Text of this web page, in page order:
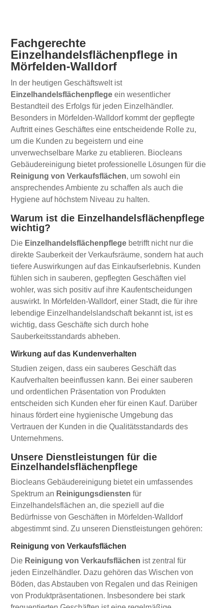
Fachgerechte
Einzelhandelsflächenpflege in
Mörfelden-Walldorf
In der heutigen Geschäftswelt ist
Einzelhandelsflächenpflege ein wesentlicher
Bestandteil des Erfolgs für jeden Einzelhändler.
Besonders in Mörfelden-Walldorf kommt der gepflegte
Auftritt eines Geschäftes eine entscheidende Rolle zu,
um die Kunden zu begeistern und eine
unverwechselbare Marke zu etablieren. Biocleans
Gebäudereinigung bietet professionelle Lösungen für die
Reinigung von Verkaufsflächen, um sowohl ein
ansprechendes Ambiente zu schaffen als auch die
Hygiene auf höchstem Niveau zu halten.
Warum ist die Einzelhandelsflächenpflege
wichtig?
Die Einzelhandelsflächenpflege betrifft nicht nur die
direkte Sauberkeit der Verkaufsräume, sondern hat auch
tiefere Auswirkungen auf das Einkaufserlebnis. Kunden
fühlen sich in sauberen, gepflegten Geschäften viel
wohler, was sich positiv auf ihre Kaufentscheidungen
auswirkt. In Mörfelden-Walldorf, einer Stadt, die für ihre
lebendige Einzelhandelslandschaft bekannt ist, ist es
wichtig, dass Geschäfte sich durch hohe
Sauberkeitsstandards abheben.
Wirkung auf das Kundenverhalten
Studien zeigen, dass ein sauberes Geschäft das
Kaufverhalten beeinflussen kann. Bei einer sauberen
und ordentlichen Präsentation von Produkten
entscheiden sich Kunden eher für einen Kauf. Darüber
hinaus fördert eine hygienische Umgebung das
Vertrauen der Kunden in die Qualitätsstandards des
Unternehmens.
Unsere Dienstleistungen für die
Einzelhandelsflächenpflege
Biocleans Gebäudereinigung bietet ein umfassendes
Spektrum an Reinigungsdiensten für
Einzelhandelsflächen an, die speziell auf die
Bedürfnisse von Geschäften in Mörfelden-Walldorf
abgestimmt sind. Zu unseren Dienstleistungen gehören:
Reinigung von Verkaufsflächen
Die Reinigung von Verkaufsflächen ist zentral für
jeden Einzelhändler. Dazu gehören das Wischen von
Böden, das Abstauben von Regalen und das Reinigen
von Produktpräsentationen. Insbesondere bei stark